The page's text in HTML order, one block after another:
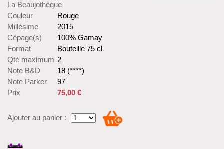
La Beaujothèque
Couleur
Rouge
Millésime
2015
Cépage(s)
100% Gamay
Format
Bouteille 75 cl
Qté maximum 2
Note B&D
18 (****)
Note Parker
97
Prix
75,00 €
Ajouter au panier :